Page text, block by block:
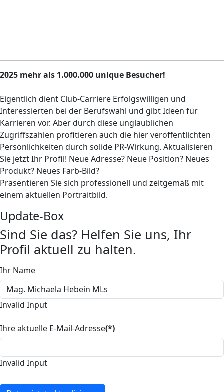
2025 mehr als 1.000.000 unique Besucher!
Eigentlich dient Club-Carriere Erfolgswilligen und
Interessierten bei der Berufswahl und gibt Ideen für
Karrieren vor. Aber durch diese unglaublichen
Zugriffszahlen profitieren auch die hier veröffentlichten
Persönlichkeiten durch solide PR-Wirkung. Aktualisieren
Sie jetzt Ihr Profil! Neue Adresse? Neue Position? Neues
Produkt? Neues Farb-Bild?
Präsentieren Sie sich professionell und zeitgemäß mit
einem aktuellen Portraitbild.
Update-Box
Sind Sie das? Helfen Sie uns, Ihr
Profil aktuell zu halten.
Ihr Name
Invalid Input
Ihre aktuelle E-Mail-Adresse(*)
Invalid Input